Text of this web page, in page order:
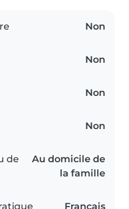
Non
Non
Non
Non
de
Au domicile de
la famille
Français